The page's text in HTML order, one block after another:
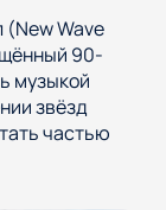
(New Wave
90-
музыкой
звёзд
частью